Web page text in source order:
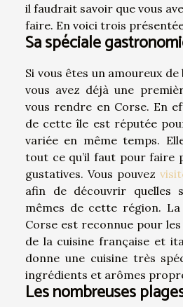
il faudrait savoir que vous
faire. En voici trois
Sa spéciale
Si vous êtes un amoureux
vous avez déjà une
vous rendre en Corse. En
de cette île est réputée
variée en même temps.
tout ce qu’il faut pour faire
gustatives. Vous pouvez
afin de découvrir quelles
mêmes de cette région.
Corse est reconnue pour
de la cuisine française et
donne une cuisine très
ingrédients et arômes
Les nombreuses